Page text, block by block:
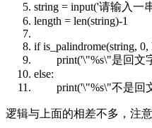
string = input('请输入一
length = len(string)-1
ifis_palindrome(string, 0,
print('\"%s\"是回文
else:
print('\"%s\"不是回
逻辑与上面的相差不多，注